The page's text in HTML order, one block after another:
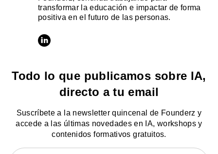
transformar la educación e impactar de forma
positiva en el futuro de las personas.
Todo lo que publicamos sobre IA,
directo a tu email
Suscríbete a la newsletter quincenal de Founderz y
accede a las últimas novedades en IA, workshops y
contenidos formativos gratuitos.